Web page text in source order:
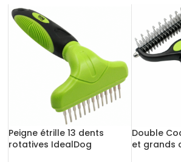
Peigne étrille 13 dents
rotatives IdealDog
Double
et grands